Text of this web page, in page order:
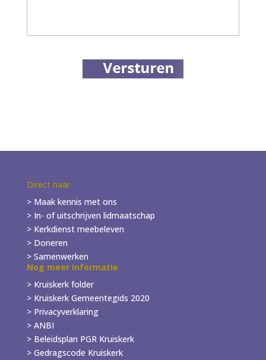
Direct naar
> Maak kennis met ons
> In- ofuitschrijven lidmaatschap
> Kerkdienst meebeleven
> Doneren
> Samenwerken
Nog meer informatie
> Kruiskerk folder
>Kruiskerk Gemeentegids 2020
> Privacyverklaring
> ANBI
> Beleidsplan PGR Kruiskerk
> Gedragscode Kruiskerk